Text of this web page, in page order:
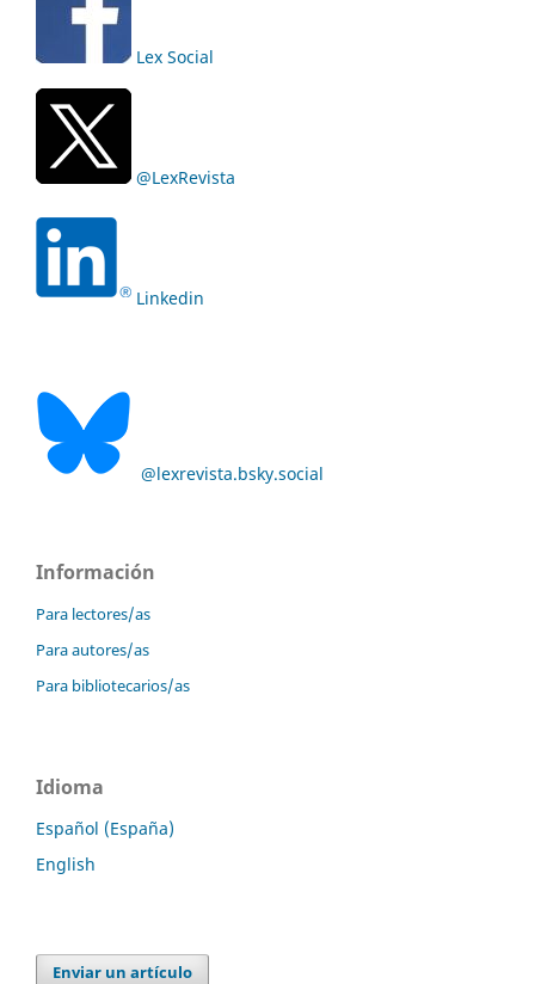
Lex Social
@LexRevista
Linkedin
@lexrevista.bsky.social
Información
Para lectores/as
Para autores/as
Para bibliotecarios/as
Idioma
Español (España)
English
Enviar un artículo